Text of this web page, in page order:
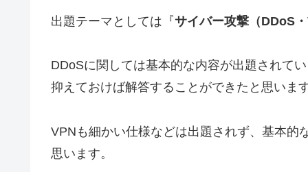
出題テーマとしては『サイバー攻撃（DDoS
DDoSに関しては基本的な内容が出題されて
抑えておけば解答することができたと思いま
VPNも細かい仕様などは出題されず、基本的
思います。